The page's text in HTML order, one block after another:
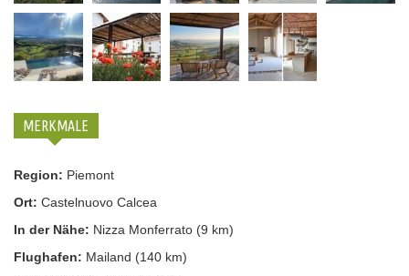
MERKMALE
Region: Piemont
Ort: Castelnuovo Calcea
In der Nähe: Nizza Monferrato (9 km)
Flughafen: Mailand (140 km)